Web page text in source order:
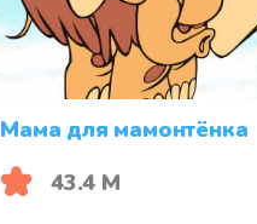
Мама для мамонтёнка
43.4 М